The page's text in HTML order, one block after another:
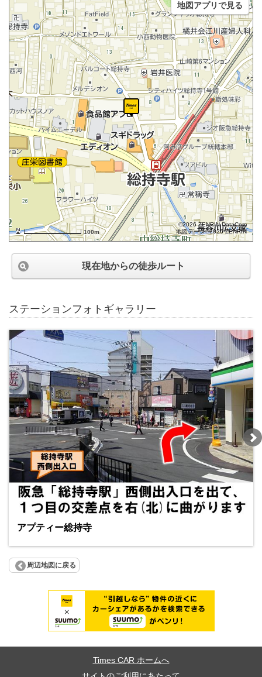
100m
©2026 ZENRIN DataCom
地図データ©2026 ZENRIN
地図アプリで見る
現在地からの徒歩ルート
ステーションフォトギャラリー
アプティー総持寺
周辺地図に戻る
Times CAR ホームへ